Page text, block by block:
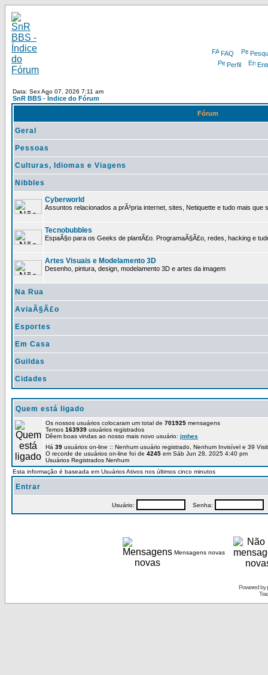
FAQ
Perfil
Data: Sex Ago 07, 2026 7:11 am
SnR BBS - Índice do Fórum
Fórum
Geral
Pessoas
Culturas, Idiomas e Viagens
Nibbles
Cyberworld
Assuntos relacionados a prÃ³pria internet, sites, Netiquette e tudo mais que
Tecnobubbles
EspaÃ§o para os Geeks de plantÃ£o. ProgramaÃ§Ã£o, redes, hacking e
Artes Visuais e Modelamento 3D
Desenho, pintura, design, modelamento 3D e artes da imagem
Na Rua
AviaÃ§Ã£o
Esportes
Em Casa
Guildas
Cidades
Quem está ligado
Os nossos usuários colocaram um total de 701925 mensagens
Temos 163939 usuários registrados
Dêem boas vindas ao nosso mais novo usuário: jmhes
Há 39 usuários on-line :: Nenhum usuário registrado, Nenhum Invisível e 39
O recorde de usuários on-line foi de 4245 em Sáb Jun 28, 2025 4:40 pm
Usuários Registrados Nenhum
Esta informação é baseada em Usuários Ativos nos últimos cinco minutos
Entrar
Usuário: Senha:
Mensagens novas
Powered by